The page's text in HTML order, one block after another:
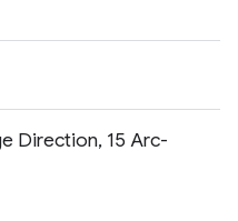
Direction, 15 Arc-